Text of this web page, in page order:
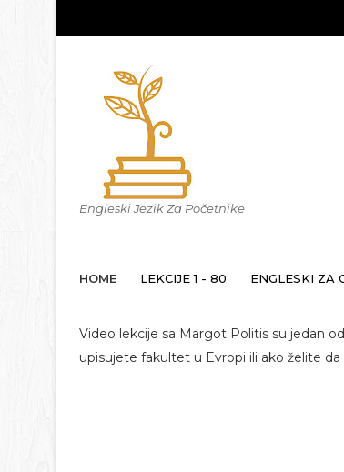
Engleski Jezik Za Početnike
HOME LEKCIJE 1 - 80 ENGLESKI ZA
Video lekcije sa Margot Politis su jedan
upisujete fakultet u Evropi ili ako želite